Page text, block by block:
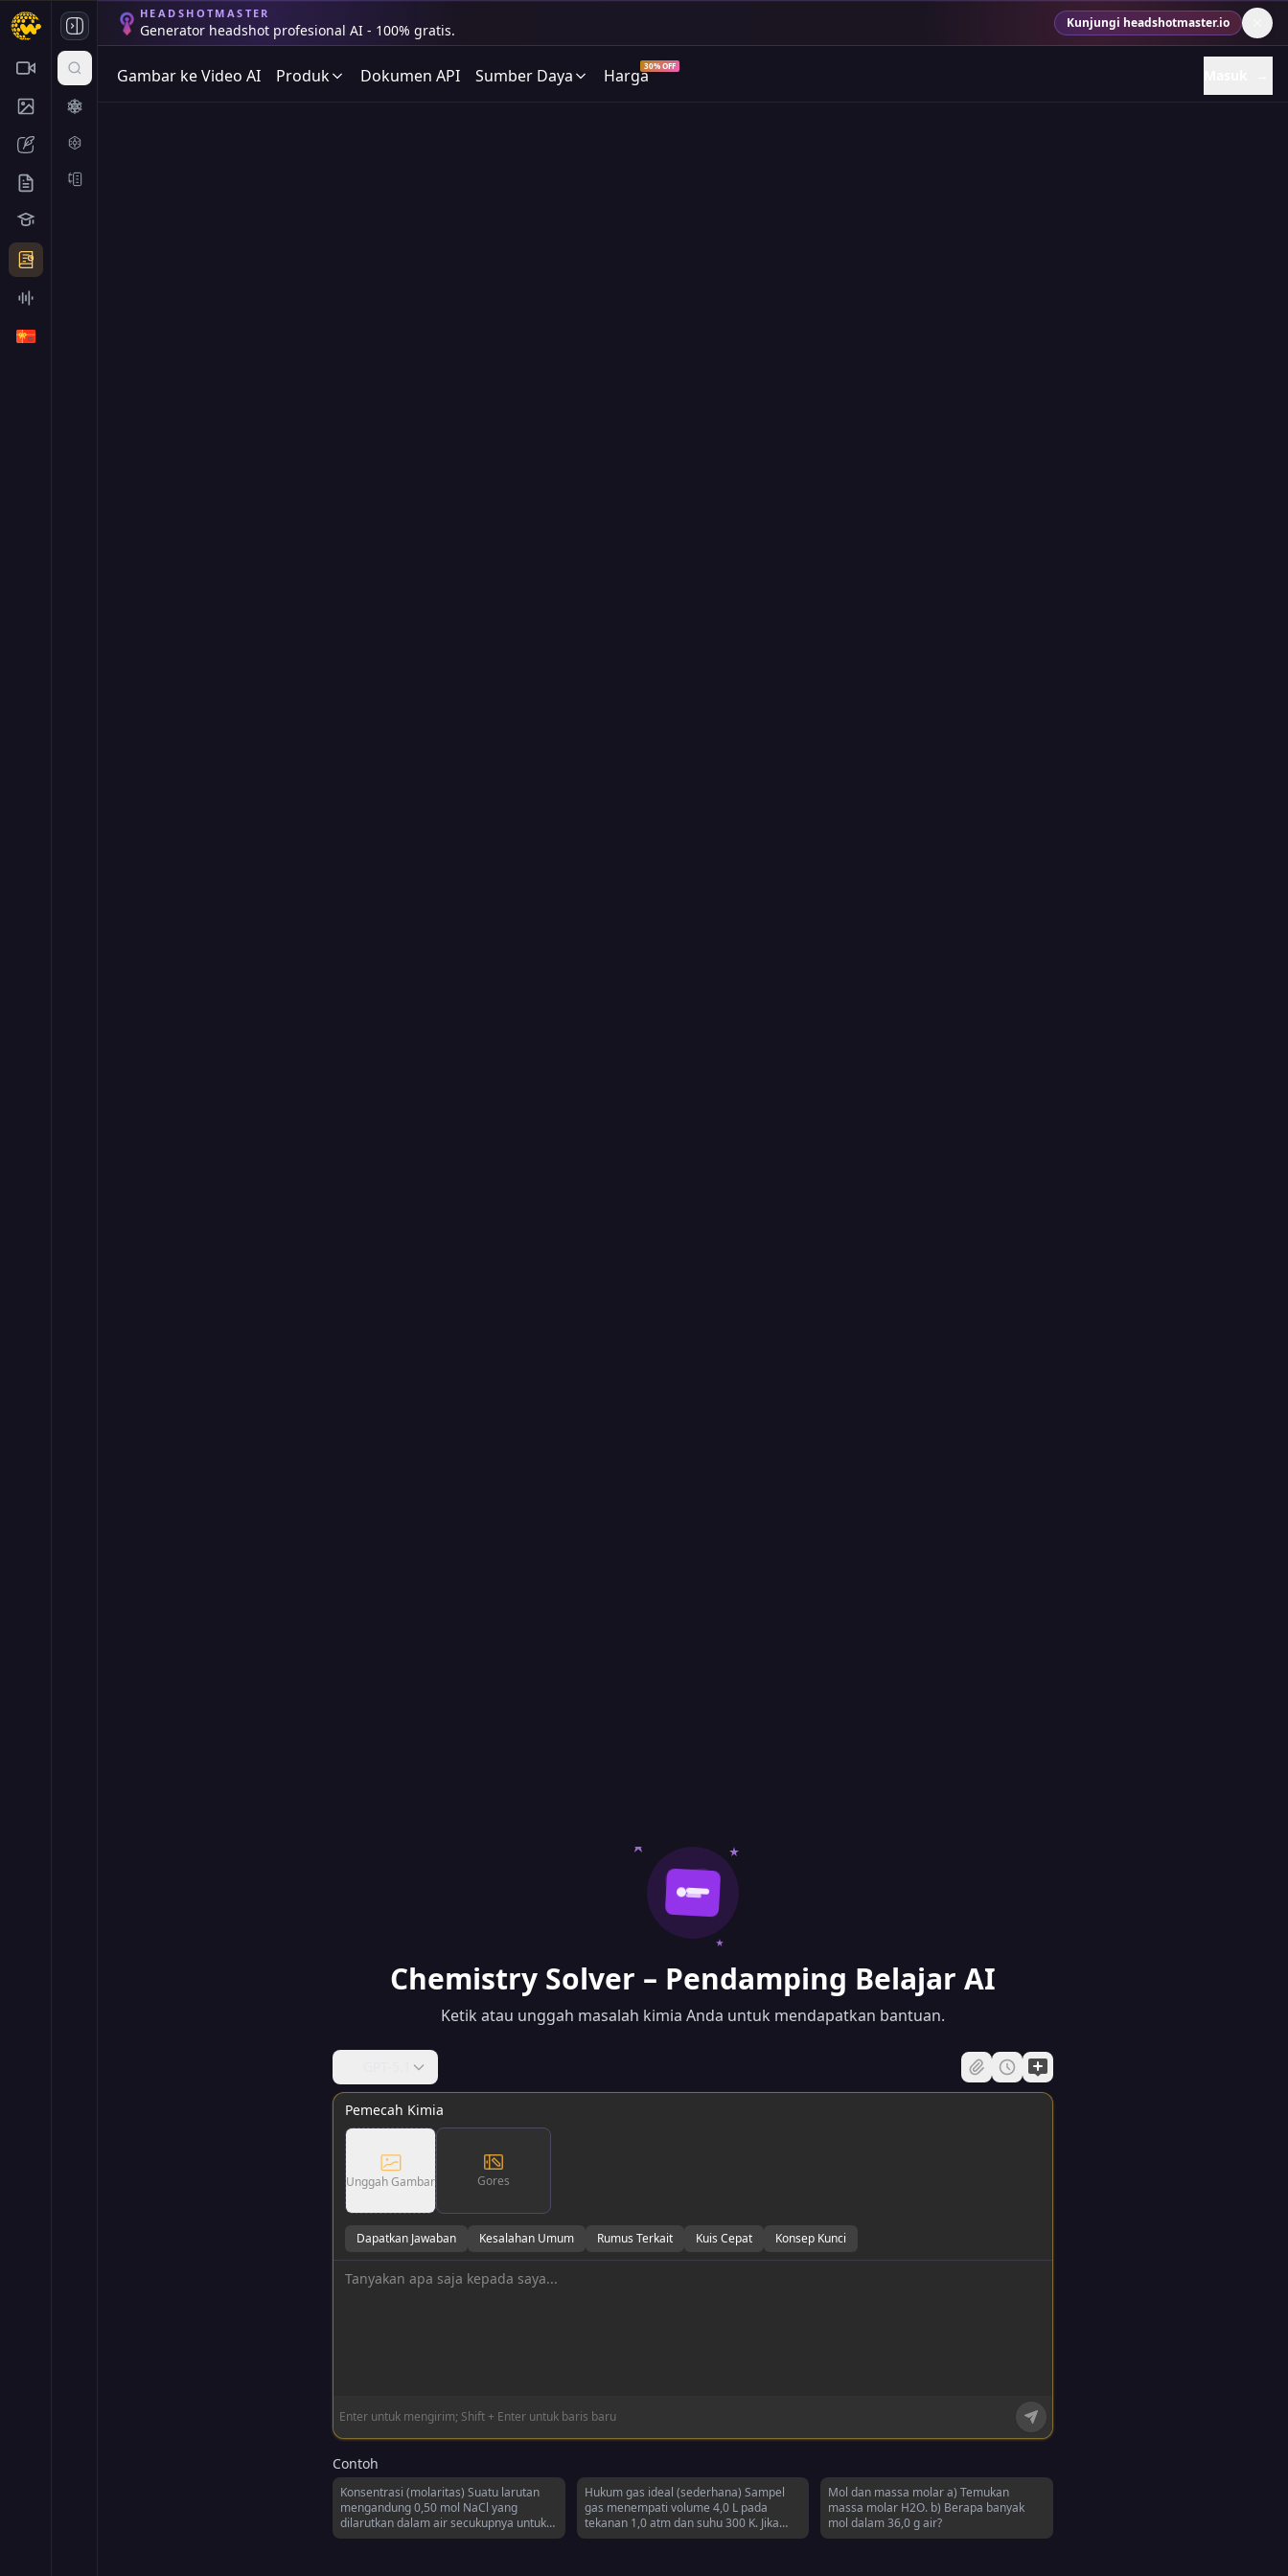
HEADSHOTMASTER
Generator headshot profesional AI - 100% gratis. Kunjungi headshotmaster.io
Gambar ke Video AI Produk Dokumen API Sumber Daya Harga30% OFF
Chemistry Solver – Pendamping Belajar AI
Ketik atau unggah masalah kimia Anda untuk mendapatkan bantuan.
Pemecah Kimia
Unggah Gambar Gores
Dapatkan Jawaban Kesalahan Umum Rumus Terkait Kuis Cepat Konsep Kunci
Enter untuk mengirim; Shift + Enter untuk baris baru
Contoh
Konsentrasi (molaritas) Suatu larutan
mengandung 0,50 mol NaCl yang
dilarutkan dalam air secukupnya untuk
membuat 2,0 L larutan. a) Berapa
Hukum gas ideal (sederhana) Sampel
gas menempati volume 4,0 L pada
tekanan 1,0 atm dan suhu 300 K. Jika
jumlah gas tetap dan suhu meningkat
Mol dan massa molar a) Temukan
massa molar H2O. b) Berapa banyak
mol dalam 36,0 g air?